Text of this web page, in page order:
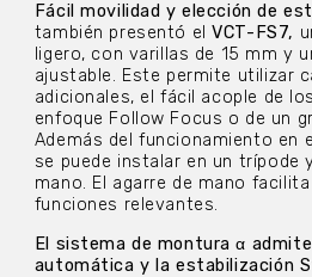
Fácil movilidad y elección de
también presentó elVCT-FS7,
ligero, con varillas de 15 mm y
ajustable. Este permite utilizar
adicionales, el fácil acople de
enfoque Follow Focus o de un
Además del funcionamiento en
se puede instalar en un trípode
mano. El agarre de mano
funciones relevantes.
El sistema de montura α
automática y la estabilización